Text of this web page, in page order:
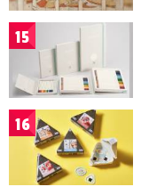
15
16